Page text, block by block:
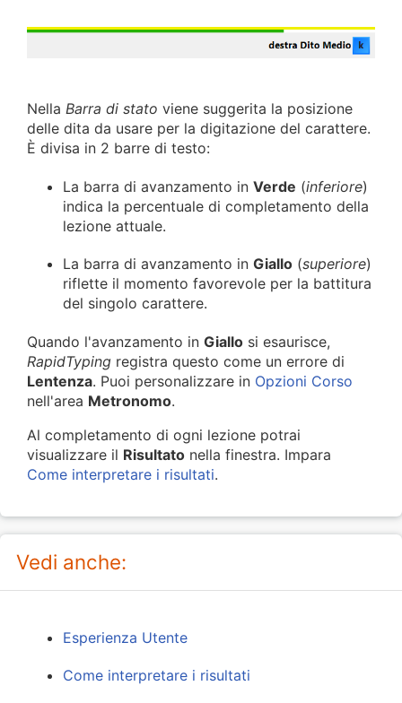
Nella Barra di stato viene suggerita la posizione
delle dita da usare per la digitazione del carattere.
È divisa in 2 barre di testo:
La barra di avanzamento in Verde (inferiore)
indica la percentuale di completamento della
lezione attuale.
La barra di avanzamento in Giallo (superiore)
riflette il momento favorevole per la battitura
del singolo carattere.
Quando l'avanzamento in Giallo si esaurisce,
RapidTyping registra questo come un errore di
Lentenza. Puoi personalizzare in Opzioni Corso
nell'area Metronomo.
Al completamento di ogni lezione potrai
visualizzare il Risultato nella finestra. Impara
Come interpretare i risultati.
Vedi anche:
Esperienza Utente
Come interpretare i risultati